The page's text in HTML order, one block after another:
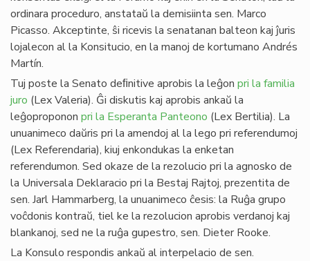
ordinara proceduro, anstataŭ la demisiinta sen. Marco
Picasso. Akceptinte, ŝi ricevis la senatanan balteon kaj ĵuris
lojalecon al la Konsitucio, en la manoj de kortumano Andrés
Martín.
Tuj poste la Senato deﬁnitive aprobis la leĝon pri la familia
juro (Lex Valeria). Ĝi diskutis kaj aprobis ankaŭ la
leĝoproponon pri la Esperanta Panteono (Lex Bertilia). La
unuanimeco daŭris pri la amendoj al la lego pri referendumoj
(Lex Referendaria), kiuj enkondukas la enketan
referendumon. Sed okaze de la rezolucio pri la agnosko de
la Universala Deklaracio pri la Bestaj Rajtoj, prezentita de
sen. Jarl Hammarberg, la unuanimeco ĉesis: la Ruĝa grupo
voĉdonis kontraŭ, tiel ke la rezolucion aprobis verdanoj kaj
blankanoj, sed ne la ruĝa gupestro, sen. Dieter Rooke.
La Konsulo respondis ankaŭ al interpelacio de sen.